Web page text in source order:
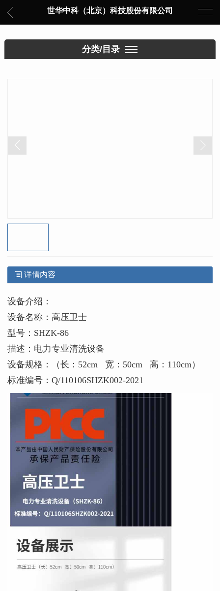
世华中科（北京）科技股份有限公司
分类/目录
详情内容
设备介绍：
设备名称：高压卫士
型号：SHZK-86
描述：电力专业清洗设备
设备规格：（长：52cm 宽：50cm 高：110cm）
标准编号：Q/110106SHZK002-2021